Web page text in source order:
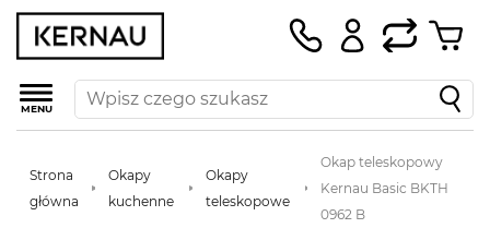
MENU
Strona
główna
Okapy
kuchenne
Okapy
teleskopowe
Okap teleskopowy
Kernau Basic BKTH
0962 B